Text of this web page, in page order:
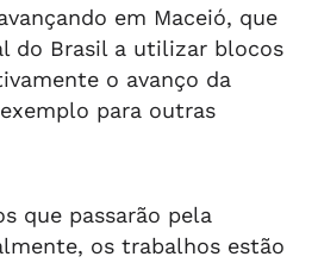
em Maceió, que
do Brasil a utilizar blocos
o avanço da
para outras
que passarão pela
os trabalhos estão